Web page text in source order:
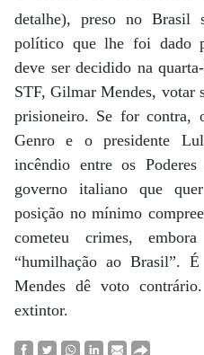
detalhe), preso no Brasil
político que lhe foi dado
deve ser decidido na
STF, Gilmar Mendes, votar
prisioneiro. Se for contra,
Genro e o presidente
incêndio entre os
governo italiano que
posição no mínimo
cometeu crimes,
“humilhação ao Brasil”.
Mendes dê voto
extintor.